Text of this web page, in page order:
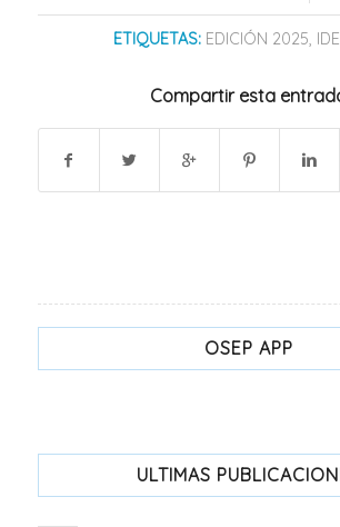
ETIQUETAS: EDICIÓN 2025,
Compartir esta
OSEP APP
ULTIMAS